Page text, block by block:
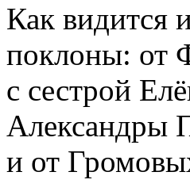
Как видится
поклоны: от
с сестрой
Александры
и от